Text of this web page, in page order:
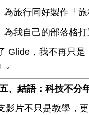
為旅行同好製作「旅
為我自己的部落格
Glide，我不再只
。
、結語：科技不分
影片不只是教學，